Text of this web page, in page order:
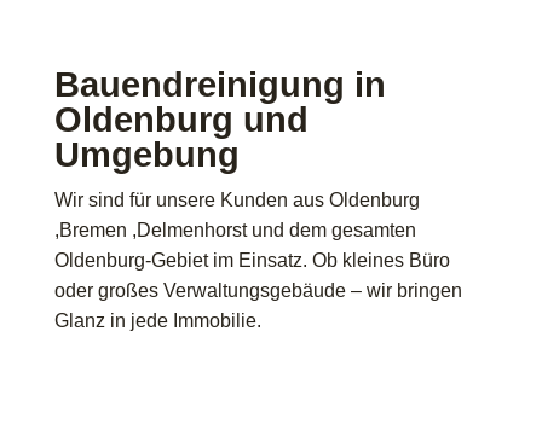
Bauendreinigung in
Oldenburg und
Umgebung
Wir sind für unsere Kunden aus Oldenburg
,Bremen ,Delmenhorst und dem gesamten
Oldenburg-Gebiet im Einsatz. Ob kleines Büro
oder großes Verwaltungsgebäude – wir bringen
Glanz in jede Immobilie.